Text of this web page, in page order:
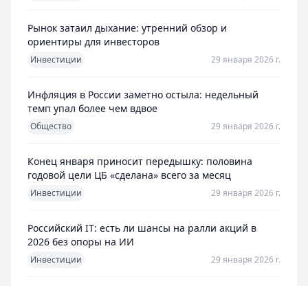
Рынок затаил дыхание: утренний обзор и
ориентиры для инвесторов
Инвестиции 29 января 2026 г.
Инфляция в России заметно остыла: недельный
темп упал более чем вдвое
Общество 29 января 2026 г.
Конец января приносит передышку: половина
годовой цели ЦБ «сделана» всего за месяц
Инвестиции 29 января 2026 г.
Российский IT: есть ли шансы на ралли акций в
2026 без опоры на ИИ
Инвестиции 29 января 2026 г.